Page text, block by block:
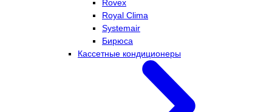
Rovex
Royal Clima
Systemair
Бирюса
Кассетные кондиционеры